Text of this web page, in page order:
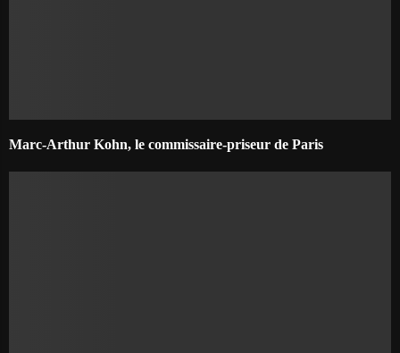
Marc-Arthur Kohn, le commissaire-priseur de Paris